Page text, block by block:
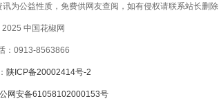
为公益性质，免费供网友查阅，如有侵权请联系站长删除
2025 中国花椒网
：0913-8563866
陕ICP备20002414号-2
网安备61058102000153号